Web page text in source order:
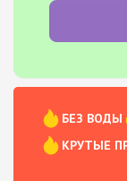
БЕЗ ВОДЫ
КРУТЫЕ